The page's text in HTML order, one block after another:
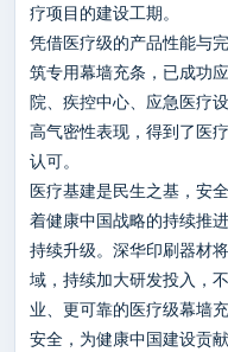
疗项目的建设工期。
凭借医疗级的产品性能与
筑专用幕墙充条，已成功
院、疾控中心、应急医疗
高气密性表现，得到了医
认可。
医疗基建是民生之基，安
着健康中国战略的持续推
持续升级。深华印刷器材
域，持续加大研发投入，
业、更可靠的医疗级幕墙
安全，为健康中国建设贡